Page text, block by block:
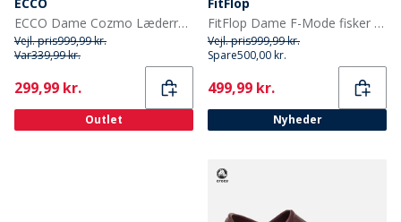
ECCO Dame Cozmo Læderrem Sandaler Straw
Vejl. pris999,99 kr.
Var339,99 kr.
Current
299,99 kr.
Outlet
FitFlop Dame F-Mode fisker sandaler Deep Tan/Paris Beige
Vejl. pris999,99 kr.
Spare500,00 kr.
Current
499,99 kr.
Nyheder